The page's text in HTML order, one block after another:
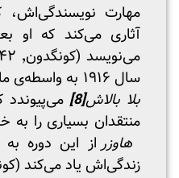
مهارت‌
آثاری می‌کند که او‌
می‌نویسد (کونگدون٬ ۴۲- فورگاس،۸۶).
سال ۱۹۱۶ به واسطه‌ی ماینهایم به حلقه‌ی لوکاچ و
بلا بالاش[8] می‌پیوندد
منتقدان بسیاری را
هاوزراز این دوره به
زندگی‌اش یاد می‌کند